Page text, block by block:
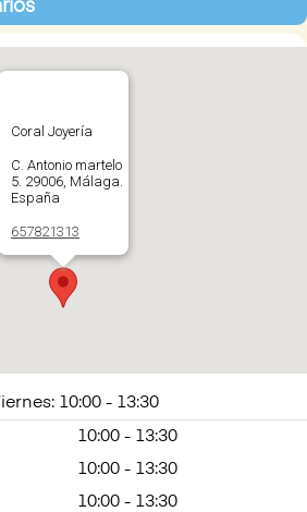
Coral Joyería
C. Antonio martelo
5. 29006, Málaga.
España
657821313
Abrir en Google
10:00 - 13:30
10:00 - 13:30
10:00 - 13:30
10:00 - 13:30